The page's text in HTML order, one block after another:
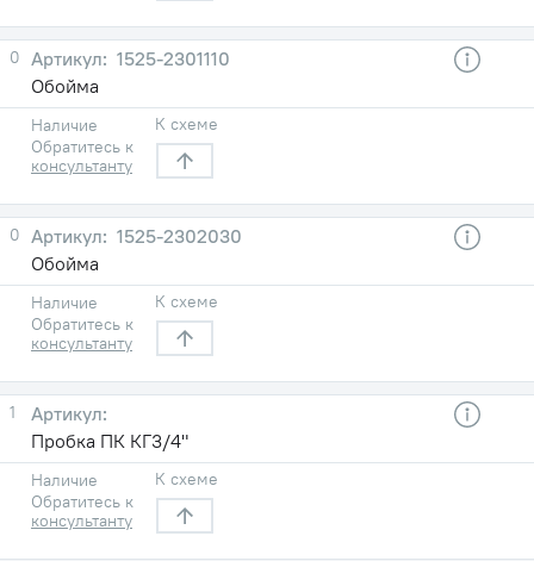
0
1525-2301110
Обойма
Наличие
Обратитесь к
консультанту
К схеме
0
1525-2302030
Обойма
Наличие
Обратитесь к
консультанту
К схеме
1
Пробка ПК КГ3/4"
Наличие
Обратитесь к
консультанту
К схеме